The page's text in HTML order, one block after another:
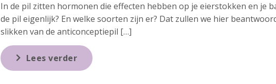
In de pil zitten hormonen die effecten hebben op je eierstokken en je
de pil eigenlijk? En welke soorten zijn er? Dat zullen we hier
slikken van de anticonceptiepil […]
Lees verder